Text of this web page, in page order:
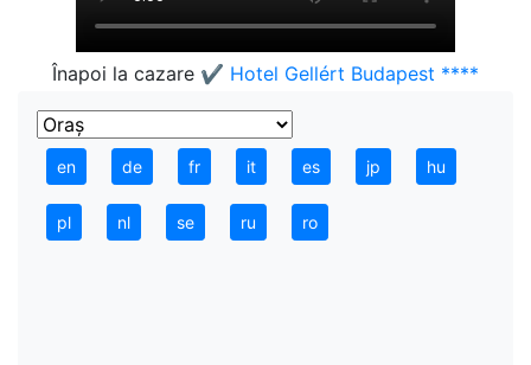
Înapoi la cazare ✔️ Hotel Gellért Budapest ****
en de fr it es jp hu
pl nl se ru ro